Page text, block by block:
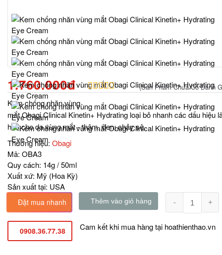
1.760.000đ (Sản Phẩm Chưa Có Đánh
Kem chống nhăn vùng
mắt Obagi Clinical Kinetin+ Hydrating loại bỏ nhanh các dấu hiệu
hóa cho da vùng mắt - thâm, đen, chảy sệ.
Thương hiệu: Obagi
Mã: OBA3
Quy cách: 14g / 50ml
Xuất xứ: Mỹ (Hoa Kỳ)
Sản xuất tại: USA
Đặt mua nhanh Thêm vào giỏ hàng
0908.36.77.38 Cam kết khi mua hàng tại hoathienthao.vn